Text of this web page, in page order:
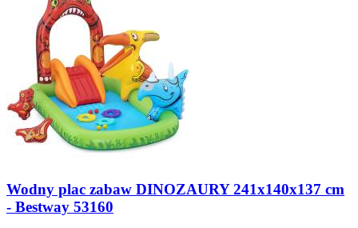
Wodny plac zabaw DINOZAURY 241x140x137 cm
- Bestway 53160